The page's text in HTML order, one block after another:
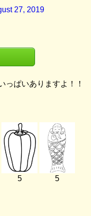
27, 2019
っぱいありますよ！！
5 5